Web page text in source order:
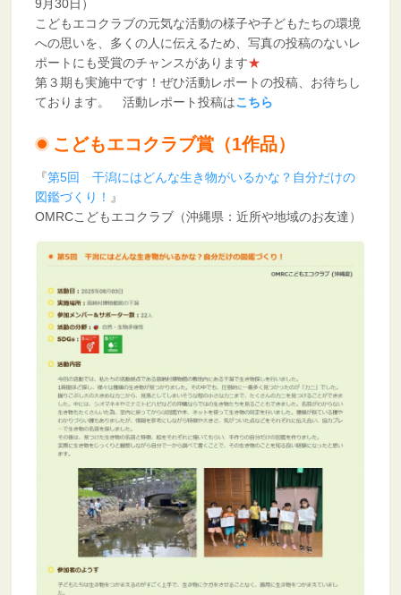
9月30日）
こどもエコクラブの元気な活動の様子や子どもたちの環境
への思いを、多くの人に伝えるため、写真の投稿のないレ
ポートにも受賞のチャンスがあります★
第３期も実施中です！ぜひ活動レポートの投稿、お待ちし
ております。 活動レポート投稿はこちら
こどもエコクラブ賞（1作品）
『第5回 干潟にはどんな生き物がいるかな？自分だけの
図鑑づくり！ 』
OMRCこどもエコクラブ（沖縄県：近所や地域のお友達）